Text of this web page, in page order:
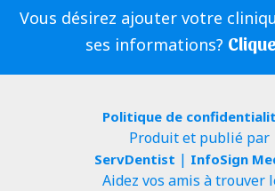
Vous désirez ajouter votre
ses informations?
Politique de
Produit et publié par
ServDentist | InfoSign
Aidez vos amis à trouver